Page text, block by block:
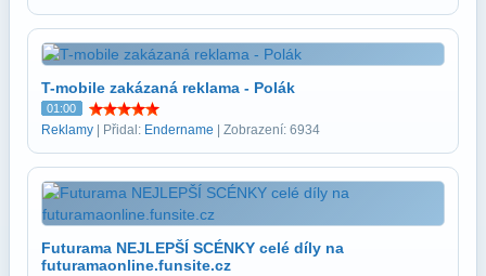
T-mobile zakázaná reklama - Polák
01:00
Reklamy | Přidal: Endername | Zobrazení: 6934
Futurama NEJLEPŠÍ SCÉNKY celé díly na
futuramaonline.funsite.cz